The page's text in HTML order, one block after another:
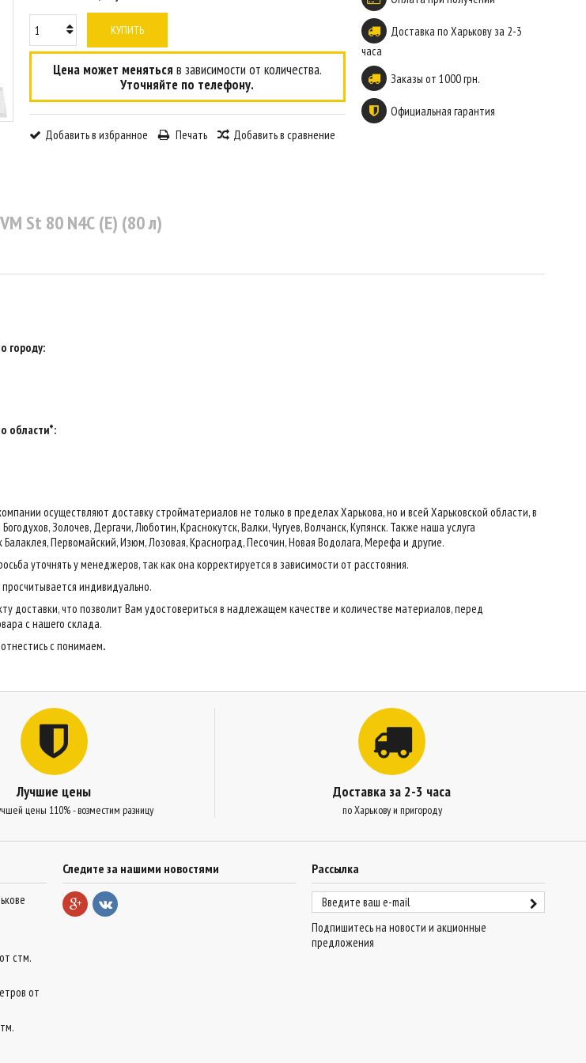
КУПИТЬ
Цена может меняться в зависимости от количества.
Уточняйте по телефону.
Добавить в избранное Печать Добавить в сравнение
Доставка по Харькову за 2-3
часа
Заказы от 1000 грн.
Официальная гарантия
St 80 N4С (Е) (80 л)
городу:
области*:
осуществляют доставку стройматериалов не только в пределах Харькова, но и всей Харьковской области, в
Золочев, Дергачи, Люботин, Краснокутск, Валки, Чугуев, Волчанск, Купянск. Также наша услуга
Первомайский, Изюм, Лозовая, Красноград, Песочин, Новая Водолага, Мерефа и другие.
уточнять у менеджеров, так как она корректируется в зависимости от расстояния.
индивидуально.
доставки, что позволит Вам удостовериться в надлежащем качестве и количестве материалов, перед
с нашего склада.
с понимаем.
Лучшие цены
цены 110% - возместим разницу
Доставка за 2-3 часа
по Харькову и пригороду
стм.
от
Рассылка
Подпишитесь на новости и акционные
предложения
Следите за нашими новостями